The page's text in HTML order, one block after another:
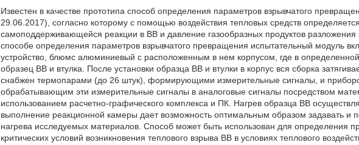
Известен в качестве прототипа способ определения параметров взрывчатого
29.06.2017), согласно которому с помощью воздействия тепловых средств
самоподдерживающейся реакции в ВВ и давление газообразных продуктов
способе определения параметров взрывчатого превращения испытательный модуль
устройство, блюмс алюминиевый с расположенным в нем корпусом, где в
образец ВВ и втулка. После установки образца ВВ и втулки в корпус вся сборка
снабжен термопарами (до 26 штук), формирующими измерительные сигналы, и
обрабатывающим эти измерительные сигналы в аналоговые сигналы посредством
использованием расчетно-графического комплекса и ПК. Нагрев образца ВВ
выполнение реакционной камеры дает возможность оптимальным образом задавать и
нагрева исследуемых материалов. Способ может быть использован для определения
критических условий возникновения теплового взрыва ВВ в условиях теплового